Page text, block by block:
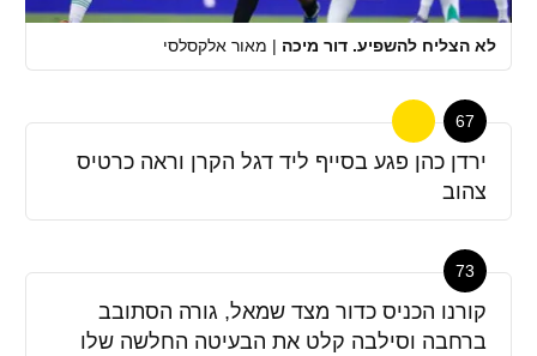
לא הצליח להשפיע. דור מיכה | מאור אלקסלסי
67
ירדן כהן פגע בסייף ליד דגל הקרן וראה כרטיס
צהוב
73
קורנו הכניס כדור מצד שמאל, גורה הסתובב
ברחבה וסילבה קלט את הבעיטה החלשה שלו